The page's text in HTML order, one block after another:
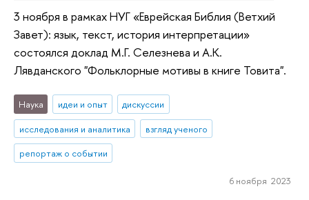
3 ноября в рамках НУГ «Еврейская Библия (Ветхий
Завет): язык, текст, история интерпретации»
состоялся доклад М.Г. Селезнева и А.К.
Лявданского "Фольклорные мотивы в книге Товита".
Наука идеи и опыт
дискуссии
исследования и аналитика
взгляд ученого
репортаж о событии
6 ноября 2023